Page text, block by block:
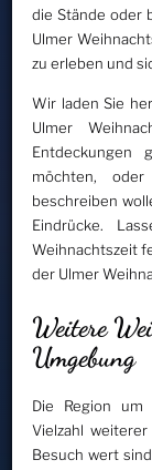
die Stände oder
Ulmer
zu erleben und
Wir laden Sie
Ulmer
Entdeckungen
möchten,
beschreiben
Eindrücke.
Weihnachtszeit
der Ulmer
Weitere
Umgebung
Die Region
Vielzahl
Besuch wert